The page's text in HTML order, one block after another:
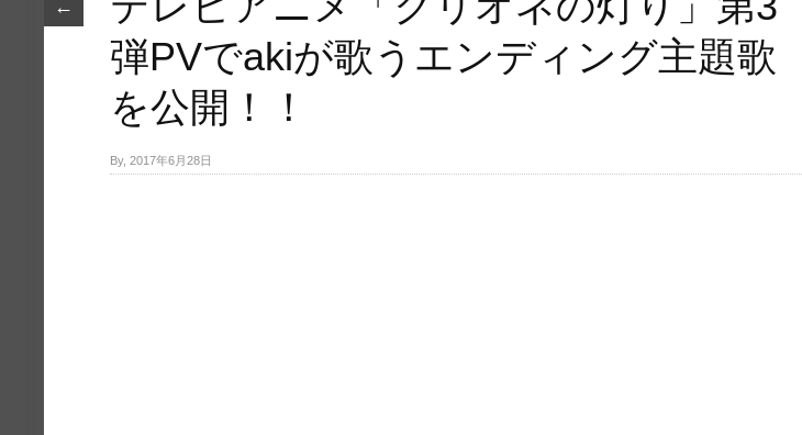
←
弾PVでakiが歌うエンディ​ング主題歌
を公開！！
By, 2017年6月28日